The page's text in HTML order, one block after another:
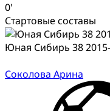
0'
Стартовые составы
Юная Сибирь 38
Соколова Арина